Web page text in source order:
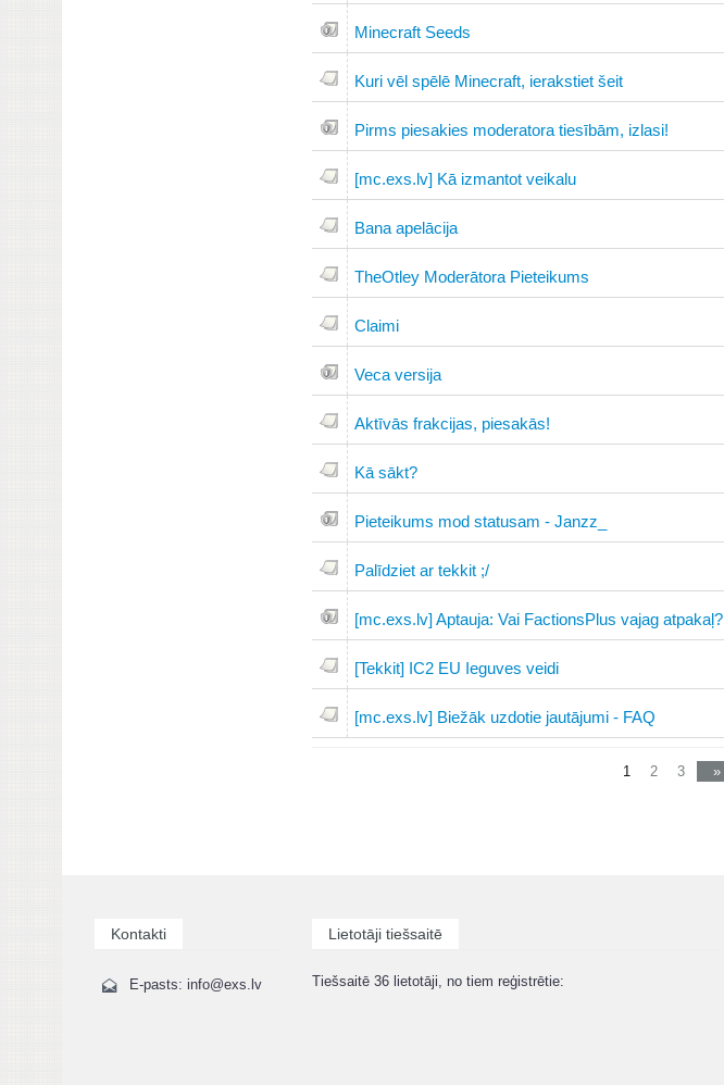
Minecraft Seeds
Kuri vēl spēlē Minecraft, ierakstiet šeit
Pirms piesakies moderatora tiesībām, izlasi!
[mc.exs.lv] Kā izmantot veikalu
Bana apelācija
TheOtley Moderātora Pieteikums
Claimi
Veca versija
Aktīvās frakcijas, piesakās!
Kā sākt?
Pieteikums mod statusam - Janzz_
Palīdziet ar tekkit ;/
[mc.exs.lv] Aptauja: Vai FactionsPlus vajag atpakaļ?
[Tekkit] IC2 EU Ieguves veidi
[mc.exs.lv] Biežāk uzdotie jautājumi - FAQ
1 2 3 »
Kontakti
E-pasts: info@exs.lv
Lietotāji tiešsaitē
Tiešsaitē 36 lietotāji, no tiem reģistrētie: